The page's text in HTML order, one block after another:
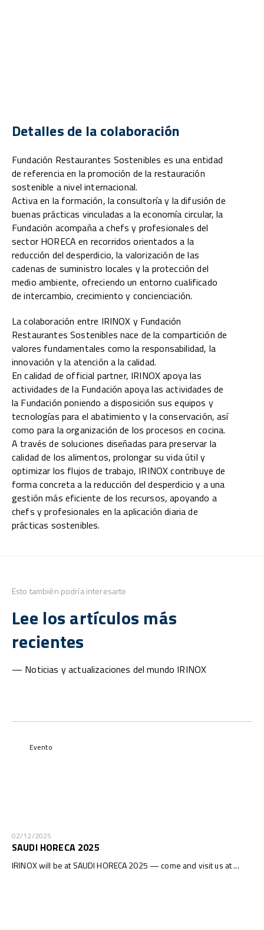
Detalles de la colaboración
Fundación Restaurantes Sostenibles es una entidad
de referencia en la promoción de la restauración
sostenible a nivel internacional.
Activa en la formación, la consultoría y la difusión de
buenas prácticas vinculadas a la economía circular, la
Fundación acompaña a chefs y profesionales del
sector HORECA en recorridos orientados a la
reducción del desperdicio, la valorización de las
cadenas de suministro locales y la protección del
medio ambiente, ofreciendo un entorno cualificado
de intercambio, crecimiento y concienciación.
La colaboración entre IRINOX y Fundación
Restaurantes Sostenibles nace de la compartición de
valores fundamentales como la responsabilidad, la
innovación y la atención a la calidad.
En calidad de official partner, IRINOX apoya las
actividades de la Fundación apoya las actividades de
la Fundación poniendo a disposición sus equipos y
tecnologías para el abatimiento y la conservación, así
como para la organización de los procesos en cocina.
A través de soluciones diseñadas para preservar la
calidad de los alimentos, prolongar su vida útil y
optimizar los flujos de trabajo, IRINOX contribuye de
forma concreta a la reducción del desperdicio y a una
gestión más eficiente de los recursos, apoyando a
chefs y profesionales en la aplicación diaria de
prácticas sostenibles.
Esto también podría interesarte
Lee los artículos más
recientes
— Noticias y actualizaciones del mundo IRINOX
Evento
02/12/2025
SAUDI HORECA 2025
IRINOX will be at SAUDI HORECA 2025 — come and visit us at ...